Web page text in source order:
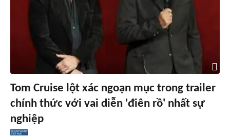
Tom Cruise lột xác ngoạn mục trong trailer
chính thức với vai diễn 'điên rồ' nhất sự
nghiệp